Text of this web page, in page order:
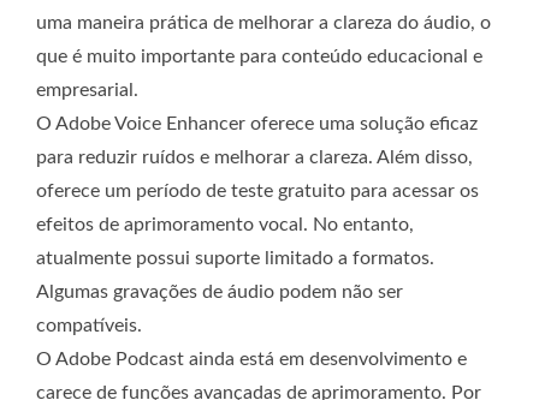
uma maneira prática de melhorar a clareza do áudio, o
que é muito importante para conteúdo educacional e
empresarial.
O Adobe Voice Enhancer oferece uma solução eficaz
para reduzir ruídos e melhorar a clareza. Além disso,
oferece um período de teste gratuito para acessar os
efeitos de aprimoramento vocal. No entanto,
atualmente possui suporte limitado a formatos.
Algumas gravações de áudio podem não ser
compatíveis.
O Adobe Podcast ainda está em desenvolvimento e
carece de funções avançadas de aprimoramento. Por